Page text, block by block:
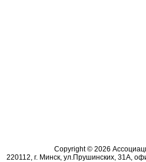
Copyright © 2026
220112, г. Минск, ул.Прушинских, 31А,